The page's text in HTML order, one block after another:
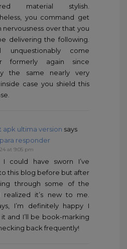
material stylish.
you command get
nervousness over that you
delivering the following.
unquestionably come
formerly again since
the same nearly very
case you shield this
apk ultima version says
responder
at 9:05 pm
I could have sworn I’ve
this blog before but after
through some of the
realized it’s new to me.
I’m definitely happy I
and I’ll be book-marking
back frequently!